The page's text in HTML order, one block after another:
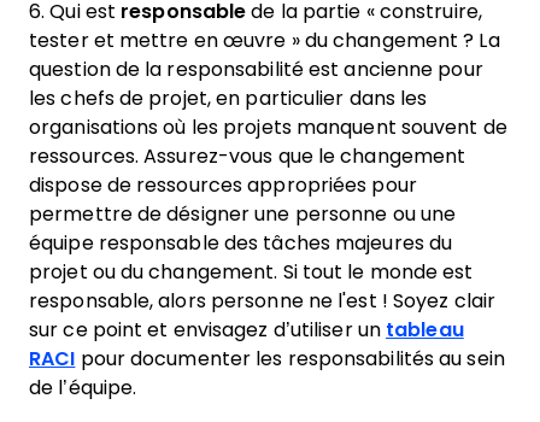
6. Qui est responsable de la partie « construire,
tester et mettre en œuvre » du changement ? La
question de la responsabilité est ancienne pour
les chefs de projet, en particulier dans les
organisations où les projets manquent souvent de
ressources. Assurez-vous que le changement
dispose de ressources appropriées pour
permettre de désigner une personne ou une
équipe responsable des tâches majeures du
projet ou du changement. Si tout le monde est
responsable, alors personne ne l'est ! Soyez clair
sur ce point et envisagez d’utiliser un tableau
RACI pour documenter les responsabilités au sein
de l’équipe.